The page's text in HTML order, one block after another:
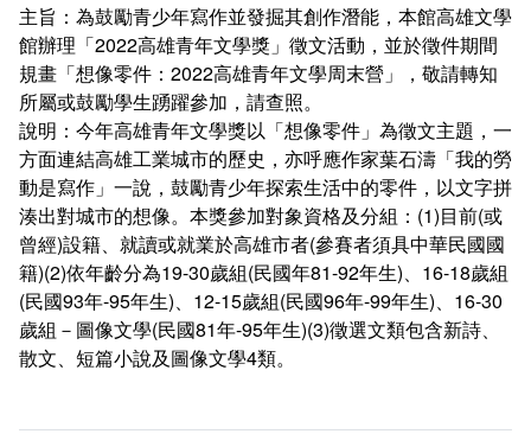
館際合作
電子資料庫
試用電子資料庫
電子資料庫
Journals學術期刊資料庫
全國學術電子資源系統
論文相關網站
研究方法與論文寫作參考資料
取得論文全文的方法
中文圖書分類表
電子資源
主旨：為鼓勵青少年寫作並發掘其創作潛能，本館高雄文學
館辦理「2022高雄青年文學獎」徵文活動，並於徵件期間
規畫「想像零件：2022高雄青年文學周末營」，敬請轉知
所屬或鼓勵學生踴躍參加，請查照。
說明：今年高雄青年文學獎以「想像零件」為徵文主題，一
方面連結高雄工業城市的歷史，亦呼應作家葉石濤「我的勞
動是寫作」一說，鼓勵青少年探索生活中的零件，以文字拼
湊出對城市的想像。本獎參加對象資格及分組：(1)目前(或
曾經)設籍、就讀或就業於高雄市者(參賽者須具中華民國國
籍)(2)依年齡分為19-30歲組(民國年81-92年生)、16-18歲組
(民國93年-95年生)、12-15歲組(民國96年-99年生)、16-30
歲組－圖像文學(民國81年-95年生)(3)徵選文類包含新詩、
散文、短篇小說及圖像文學4類。